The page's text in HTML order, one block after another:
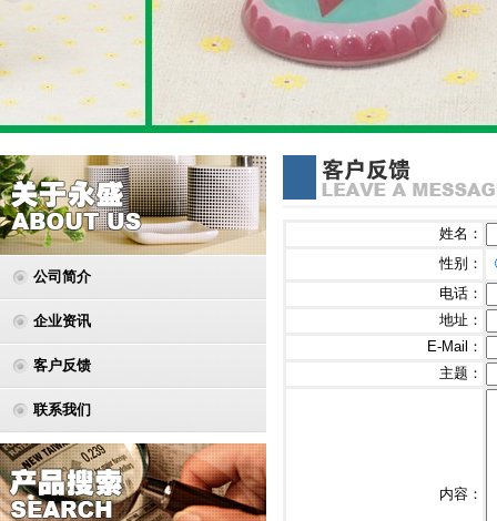
公司简介
企业资讯
客户反馈
联系我们
姓名：
性别：
电话：
地址：
E-Mail：
主题：
内容：